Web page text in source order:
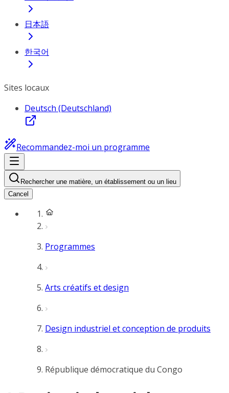
日本語
한국어
Sites locaux
Deutsch (Deutschland)
Recommandez-moi un programme
Rechercher une matière, un établissement ou un lieu
Cancel
Programmes
Arts créatifs et design
Design industriel et conception de produits
République démocratique du Congo